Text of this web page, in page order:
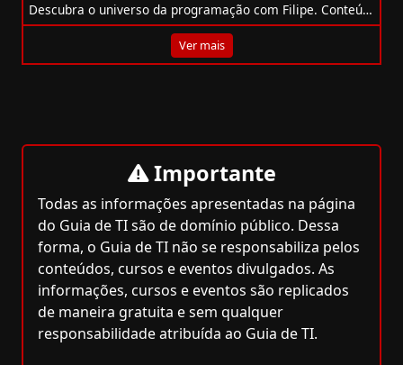
Descubra o universo da programação com Filipe. Conteúdo focado em tecnologia, desenvolvimento e projetos inovadores para programadores de todos os níveis.
Ver mais
Importante
Todas as informações apresentadas na página
do Guia de TI são de domínio público. Dessa
forma, o Guia de TI não se responsabiliza pelos
conteúdos, cursos e eventos divulgados. As
informações, cursos e eventos são replicados
de maneira gratuita e sem qualquer
responsabilidade atribuída ao Guia de TI.